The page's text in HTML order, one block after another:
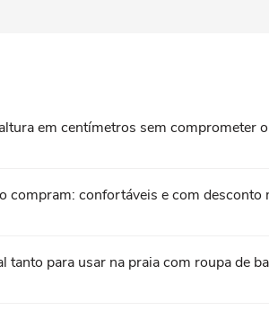
em centímetros sem comprometer
compram: confortáveis e com desconto
para usar na praia com roupa de